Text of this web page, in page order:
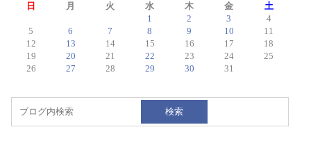
日
月 火 水 木 金
土
1
2 3
4
5
6 7 8 9 10
11
12
13 14 15 16 17
18
19
20 21 22 23 24
25
26
27 28 29 30 31
検索